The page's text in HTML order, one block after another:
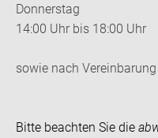
Donnerstag
14:00 Uhr bis 18:00 Uhr
sowie nach Vereinbarung
Bitte beachten Sie die